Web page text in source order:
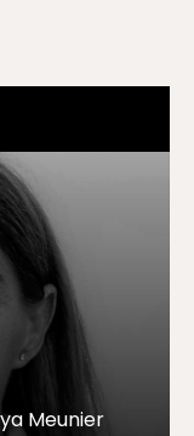
Meunier